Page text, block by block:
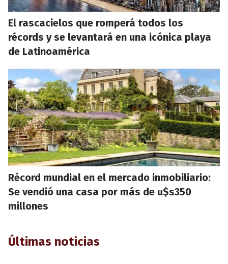
El rascacielos que romperá todos los
récords y se levantará en una icónica playa
de Latinoamérica
Récord mundial en el mercado inmobiliario:
Se vendió una casa por más de u$s350
millones
Últimas noticias